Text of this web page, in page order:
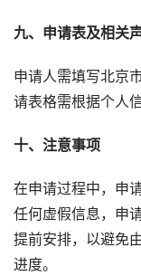
九、申请表及相关
申请人需填写北京
请表格需根据个人
十、注意事项
在申请过程中，申
任何虚假信息，申
提前安排，以避免
进度。